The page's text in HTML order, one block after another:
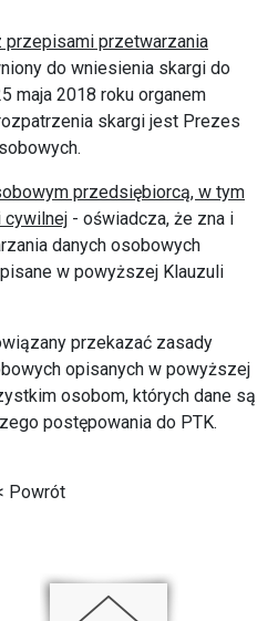
przetwarzania
do wniesienia skargi do
maja 2018 roku organem
skargi jest Prezes
przedsiębiorcą, w tym
cywilnej - oświadcza, że zna i
danych osobowych
w powyższej Klauzuli
przekazać zasady
opisanych w powyższej
osobom, których dane są
postępowania do PTK.
Powrót